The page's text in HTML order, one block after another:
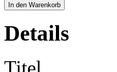
In den Warenkorb
Details
Titel